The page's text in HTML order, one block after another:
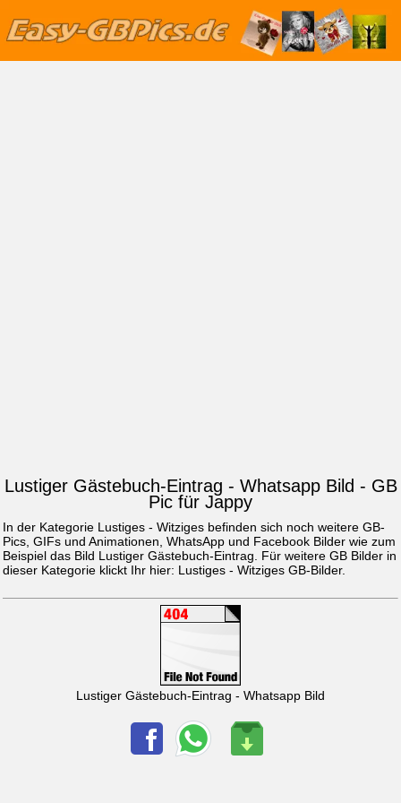
Lustiger Gästebuch-Eintrag - Whatsapp Bild - GB
Pic für Jappy
In der Kategorie Lustiges - Witziges befinden sich noch weitere GB-
Pics, GIFs und Animationen, WhatsApp und Facebook Bilder wie zum
Beispiel das Bild Lustiger Gästebuch-Eintrag. Für weitere GB Bilder in
dieser Kategorie klickt Ihr hier: Lustiges - Witziges GB-Bilder.
Lustiger Gästebuch-Eintrag - Whatsapp Bild